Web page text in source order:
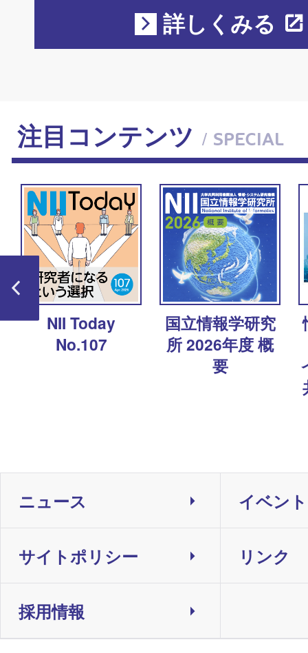
詳しくみる
注目コンテンツ / SPECIAL
NII Today
No.107
国立情報学研究
所 2026年度 概
要
ニュース イベント
サイトポリシー リンク
採用情報